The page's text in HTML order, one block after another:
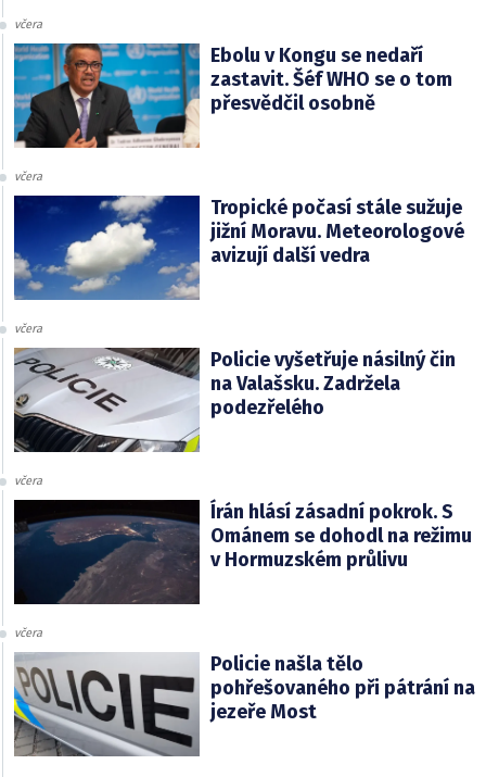
včera
Ebolu v Kongu se nedaří
zastavit. Šéf WHO se o tom
přesvědčil osobně
včera
Tropické počasí stále sužuje
jižní Moravu. Meteorologové
avizují další vedra
včera
Policie vyšetřuje násilný čin
na Valašsku. Zadržela
podezřelého
včera
Írán hlásí zásadní pokrok. S
Ománem se dohodl na režimu
v Hormuzském průlivu
včera
Policie našla tělo
pohřešovaného při pátrání na
jezeře Most